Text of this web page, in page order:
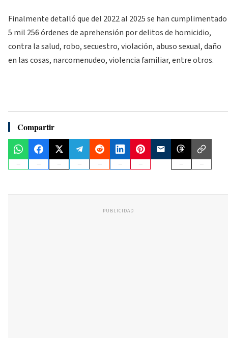
Finalmente detalló que del 2022 al 2025 se han cumplimentado
5 mil 256 órdenes de aprehensión por delitos de homicidio,
contra la salud, robo, secuestro, violación, abuso sexual, daño
en las cosas, narcomenudeo, violencia familiar, entre otros.
Compartir
PUBLICIDAD